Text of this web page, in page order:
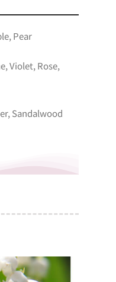
Pear
Violet, Rose,
Sandalwood